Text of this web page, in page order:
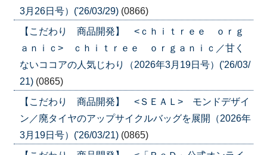
3月26日号）('26/03/29) (0866)
【こだわり 商品開発】 <ｃｈｉｔｒｅｅ ｏｒｇ
ａｎｉｃ> ｃｈｉｔｒｅｅ ｏｒｇａｎｉｃ／甘く
ないココアの人気じわり（2026年3月19日号）('26/03/
21) (0865)
【こだわり 商品開発】 <ＳＥＡＬ> モンドデザイ
ン／廃タイヤのアップサイクルバッグを展開（2026年
3月19日号）('26/03/21) (0865)